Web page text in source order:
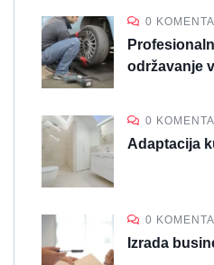
0
održavanje
0
Adaptacija
0
Izrada